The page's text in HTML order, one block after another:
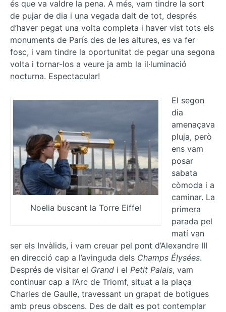
és que va valdre la pena. A més, vam tindre la sort
de pujar de dia i una vegada dalt de tot, després
d’haver pegat una volta completa i haver vist tots els
monuments de París des de les altures, es va fer
fosc, i vam tindre la oportunitat de pegar una segona
volta i tornar-los a veure ja amb la il·luminació
nocturna. Espectacular!
Noelia buscant la Torre Eiffel
El segon
dia
amenaçava
pluja, però
ens vam
posar
sabata
còmoda i a
caminar. La
primera
parada pel
matí van
ser els Invàlids, i vam creuar pel pont d’Alexandre III
en direcció cap a l’avinguda dels Champs Élysées.
Després de visitar el Grand i el Petit Palais, vam
continuar cap a l’Arc de Triomf, situat a la plaça
Charles de Gaulle, travessant un grapat de botigues
amb preus obscens. Des de dalt es pot contemplar